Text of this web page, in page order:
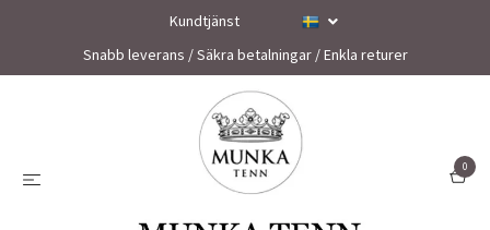
Kundtjänst
Snabb leverans / Säkra betalningar / Enkla returer
0